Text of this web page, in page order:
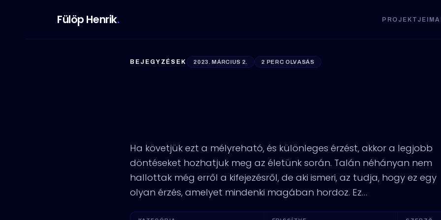
Fülöp Henrik. PROJEKTJEIM
BEJEGYZÉSEK 2023. MÁRCIUS 2. 2 PERC OLVASÁS
Ha követjük ezt a mélyreható, és különleges érzést, akkor a legjobb
döntéseket hozhatjuk meg az életünk során. Talán néhányan nem
hallottak még erről a kifejezésről, de aki ismeri, az tudja, hogy ez egy
olyan érzés, amelyet mindenki magában hordoz. Ez…